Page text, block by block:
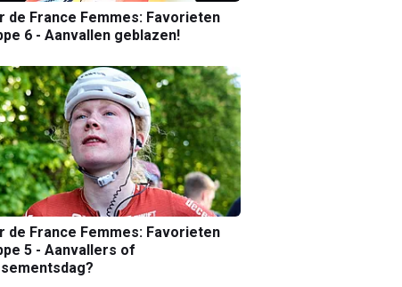
de France Femmes: Favorieten
6 - Aanvallen geblazen!
de France Femmes: Favorieten
5 - Aanvallers of